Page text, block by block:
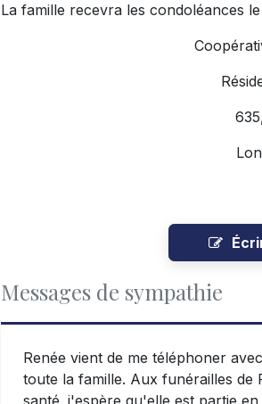
La famille recevra les condoléances
Messages de sympathie
Renée vient de me téléphoner
toute la famille. Aux funérailles de
santé. j'espère qu'elle est partie